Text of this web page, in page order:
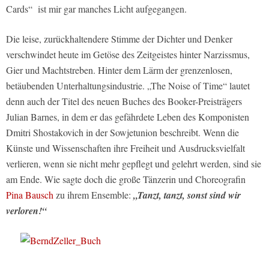
Cards“ ist mir gar manches Licht aufgegangen.
Die leise, zurückhaltendere Stimme der Dichter und Denker
verschwindet heute im Getöse des Zeitgeistes hinter Narzissmus,
Gier und Machtstreben. Hinter dem Lärm der grenzenlosen,
betäubenden Unterhaltungsindustrie. „The Noise of Time“ lautet
denn auch der Titel des neuen Buches des Booker-Preisträgers
Julian Barnes, in dem er das gefährdete Leben des Komponisten
Dmitri Shostakovich in der Sowjetunion beschreibt. Wenn die
Künste und Wissenschaften ihre Freiheit und Ausdrucksvielfalt
verlieren, wenn sie nicht mehr gepflegt und gelehrt werden, sind sie
am Ende. Wie sagte doch die große Tänzerin und Choreografin
Pina Bausch zu ihrem Ensemble: „Tanzt, tanzt, sonst sind wir
verloren!“